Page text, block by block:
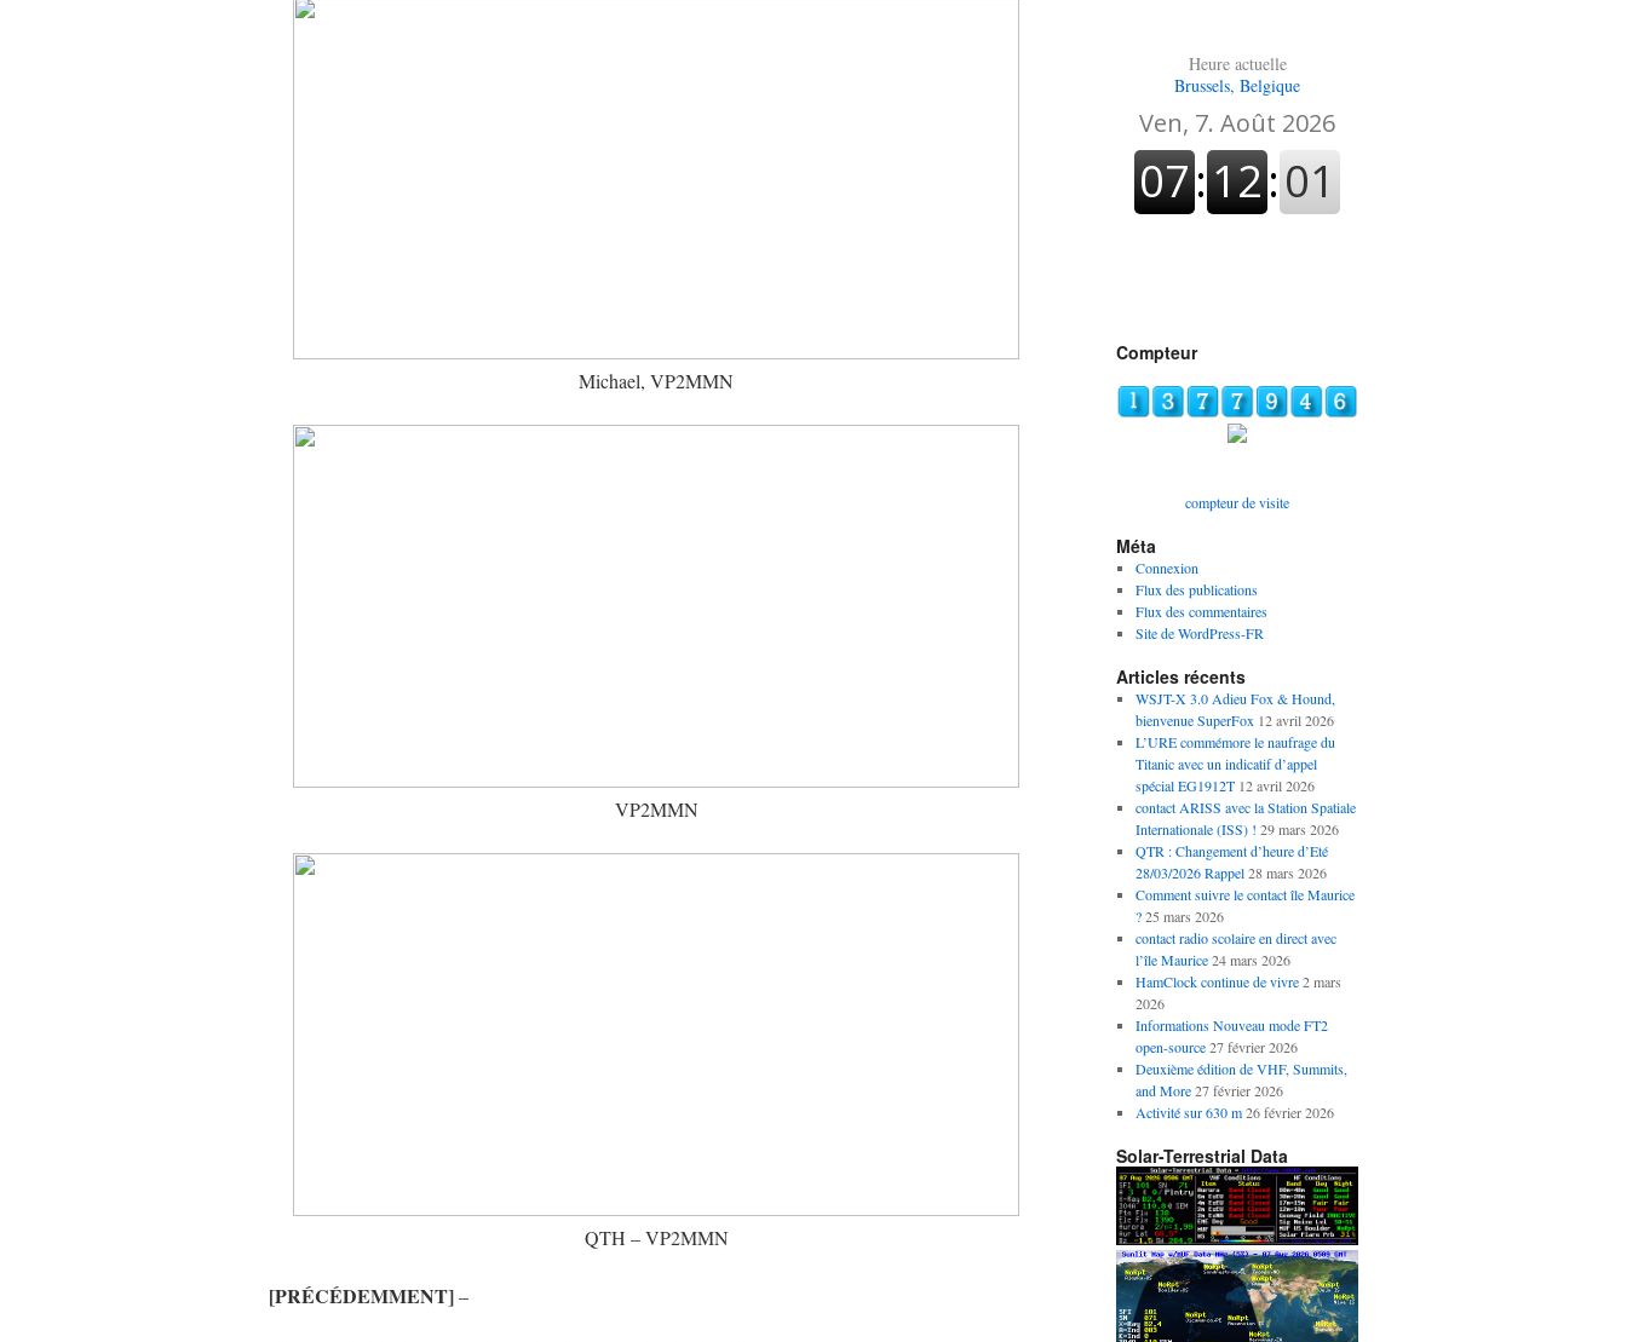
Michael, VP2MMN
VP2MMN
QTH – VP2MMN
[PRÉCÉDEMMENT]–
Heure actuelle
Brussels, Belgique
Compteur
compteur de visite
Méta
Connexion
Flux des publications
Flux des commentaires
Site de WordPress-FR
Articles récents
WSJT-X 3.0 Adieu Fox & Hound,
bienvenue SuperFox 12 avril 2026
L’URE commémore le naufrage du
Titanic avec un indicatif d’appel
spécial EG1912T 12 avril 2026
contact ARISS avec la Station Spatiale
Internationale (ISS) ! 29 mars 2026
QTR : Changement d’heure d’Eté
28/03/2026 Rappel 28 mars 2026
Comment suivre le contact île Maurice
? 25 mars 2026
contact radio scolaire en direct avec
l’île Maurice 24 mars 2026
HamClock continue de vivre 2 mars
2026
Informations Nouveau mode FT2
open-source 27 février 2026
Deuxième édition de VHF, Summits,
and More 27 février 2026
Activité sur 630 m 26 février 2026
Solar-Terrestrial Data